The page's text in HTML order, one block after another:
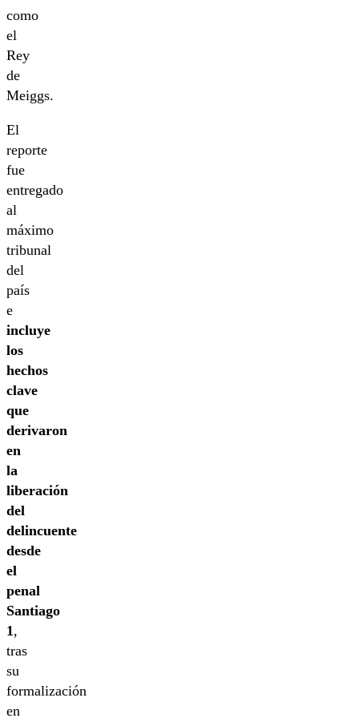
como
el
Rey
de
Meiggs.
El
reporte
fue
entregado
al
máximo
tribunal
del
país
e
incluye
los
hechos
clave
que
derivaron
en
la
liberación
del
delincuente
desde
el
penal
Santiago
1 ,
tras
su
formalización
en